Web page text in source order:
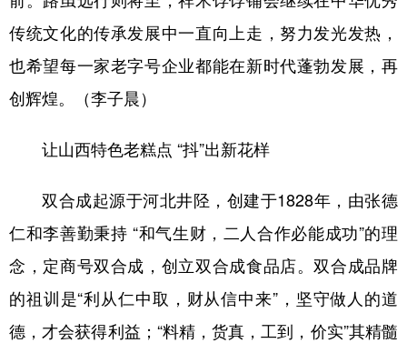
传统文化的传承发展中一直向上走，努力发光发热，
也希望每一家老字号企业都能在新时代蓬勃发展，再
创辉煌。（李子晨）
让山西特色老糕点 “抖”出新花样
双合成起源于河北井陉，创建于1828年，由张德
仁和李善勤秉持 “和气生财，二人合作必能成功”的理
念，定商号双合成，创立双合成食品店。双合成品牌
的祖训是“利从仁中取，财从信中来”，坚守做人的道
德，才会获得利益；“料精，货真，工到，价实”其精髓